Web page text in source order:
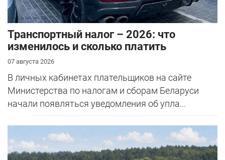
Транспортный налог – 2026: что
изменилось и сколько платить
07 августа 2026
В личных кабинетах плательщиков на сайте
Министерства по налогам и сборам Беларуси
начали появляться уведомления об упла...